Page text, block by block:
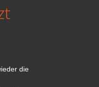
die